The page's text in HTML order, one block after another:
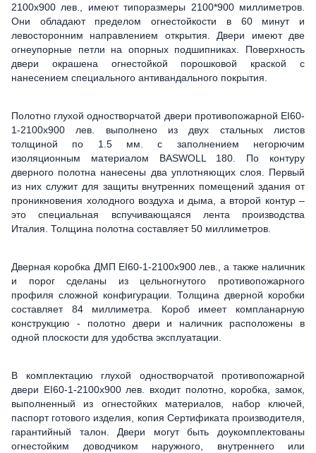
2100х900 лев., имеют типоразмеры 2100*900 миллиметров.
Они обладают пределом огнестойкости в 60 минут и
левосторонним направлением открытия. Двери имеют две
огнеупорные петли на опорных подшипниках. Поверхность
двери окрашена огнестойкой порошковой краской с
нанесением специального антивандального покрытия.
Полотно глухой одностворчатой двери противопожарной ЕІ60-
1-2100х900 лев. выполнено из двух стальных листов
толщиной по 1.5 мм. с заполнением негорючим
изоляционным материалом BASWOLL 180. По контуру
дверного полотна нанесены два уплотняющих слоя. Первый
из них служит для защиты внутренних помещений здания от
проникновения холодного воздуха и дыма, а второй контур –
это специальная вспучивающаяся лента производства
Италия. Толщина полотна составляет 50 миллиметров.
Дверная коробка ДМП ЕІ60-1-2100х900 лев., а также наличник
и порог сделаны из цельногнутого противопожарного
профиля сложной конфигурации. Толщина дверной коробки
составляет 84 миллиметра. Короб имеет компланарную
конструкцию - полотно двери и наличник расположены в
одной плоскости для удобства эксплуатации.
В комплектацию глухой одностворчатой противопожарной
двери ЕІ60-1-2100х900 лев. входит полотно, коробка, замок,
выполненный из огнестойких материалов, набор ключей,
паспорт готового изделия, копия Сертификата производителя,
гарантийный талон. Двери могут быть доукомплектованы
огнестойким доводчиком наружного, внутреннего или